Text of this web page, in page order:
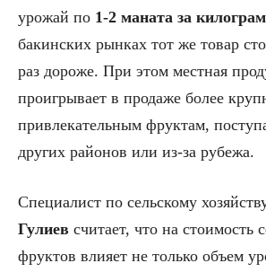
урожай по 1-2 маната за
бакинских рынках тот же товар
раз дороже. При этом местная
проигрывает в продаже более
привлекательным фруктам,
других районов или из-за рубежа.
Специалист по сельскому
Гулиев считает, что на стоимость
фруктов влияет не только объем